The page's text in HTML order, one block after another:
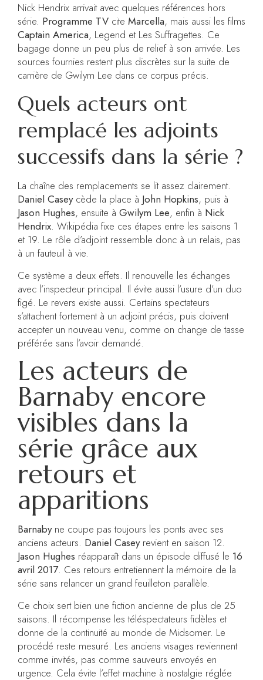
Nick Hendrix arrivait avec quelques références hors
série. Programme TV cite Marcella, mais aussi les films
Captain America, Legend et Les Suffragettes. Ce
bagage donne un peu plus de relief à son arrivée. Les
sources fournies restent plus discrètes sur la suite de
carrière de Gwilym Lee dans ce corpus précis.
Quels acteurs ont
remplacé les adjoints
successifs dans la série ?
La chaîne des remplacements se lit assez clairement.
Daniel Caseycède la place à John Hopkins, puis à
Jason Hughes, ensuite à Gwilym Lee, enfin à Nick
Hendrix. Wikipédia fixe ces étapes entre les saisons 1
et 19. Le rôle d’adjoint ressemble donc à un relais, pas
à un fauteuil à vie.
Ce système a deux effets. Il renouvelle les échanges
avec l’inspecteur principal. Il évite aussi l’usure d’un duo
figé. Le revers existe aussi. Certains spectateurs
s’attachent fortement à un adjoint précis, puis doivent
accepter un nouveau venu, comme on change de tasse
préférée sans l’avoir demandé.
Les acteurs de
Barnaby encore
visibles dans la
série grâce aux
retours et
apparitions
Barnabyne coupe pas toujours les ponts avec ses
anciens acteurs. Daniel Caseyrevient en saison 12.
Jason Hughes réapparaît dans un épisode diffusé le 16
avril 2017. Ces retours entretiennent la mémoire de la
série sans relancer un grand feuilleton parallèle.
Ce choix sert bien une fiction ancienne de plus de 25
saisons. Il récompense les téléspectateurs fidèles et
donne de la continuité au monde de Midsomer. Le
procédé reste mesuré. Les anciens visages reviennent
comme invités, pas comme sauveurs envoyés en
urgence. Cela évite l’effet machine à nostalgie réglée